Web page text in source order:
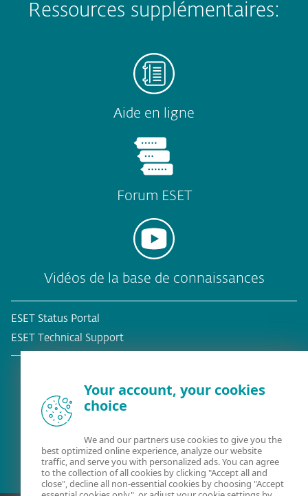
Ressources supplémentaires:
Aide en ligne
Forum ESET
Vidéos de la base de connaissances
ESET Status Portal
ESET Technical Support
Your account, your cookies
choice
We and our partners use cookies to give you the
best optimized online experience, analyze our website
traffic, and serve you with personalized ads. You can agree
to the collection of all cookies by clicking "Accept all and
close", decline all non-essential cookies by choosing "Accept